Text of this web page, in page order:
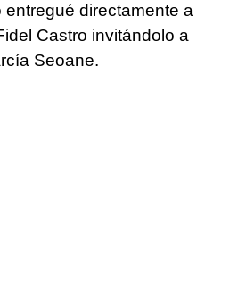
entregué directamente a
Castro invitándolo a
Seoane.